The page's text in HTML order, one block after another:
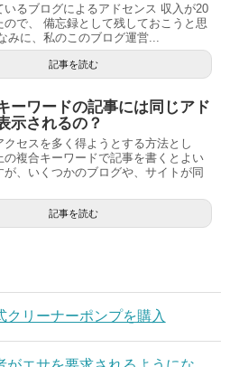
いるブログによるアドセンス 収入が20
ので、 備忘録として残しておこうと思
みに、私のこのブログ運営...
記事を読む
ーワードの記事には同じアド
示されるの？
クセスを多く得ようとする方法とし
の複合キーワードで記事を書くとよい
が、いくつかのブログや、サイトが同
記事を読む
クリーナーポンプを購入